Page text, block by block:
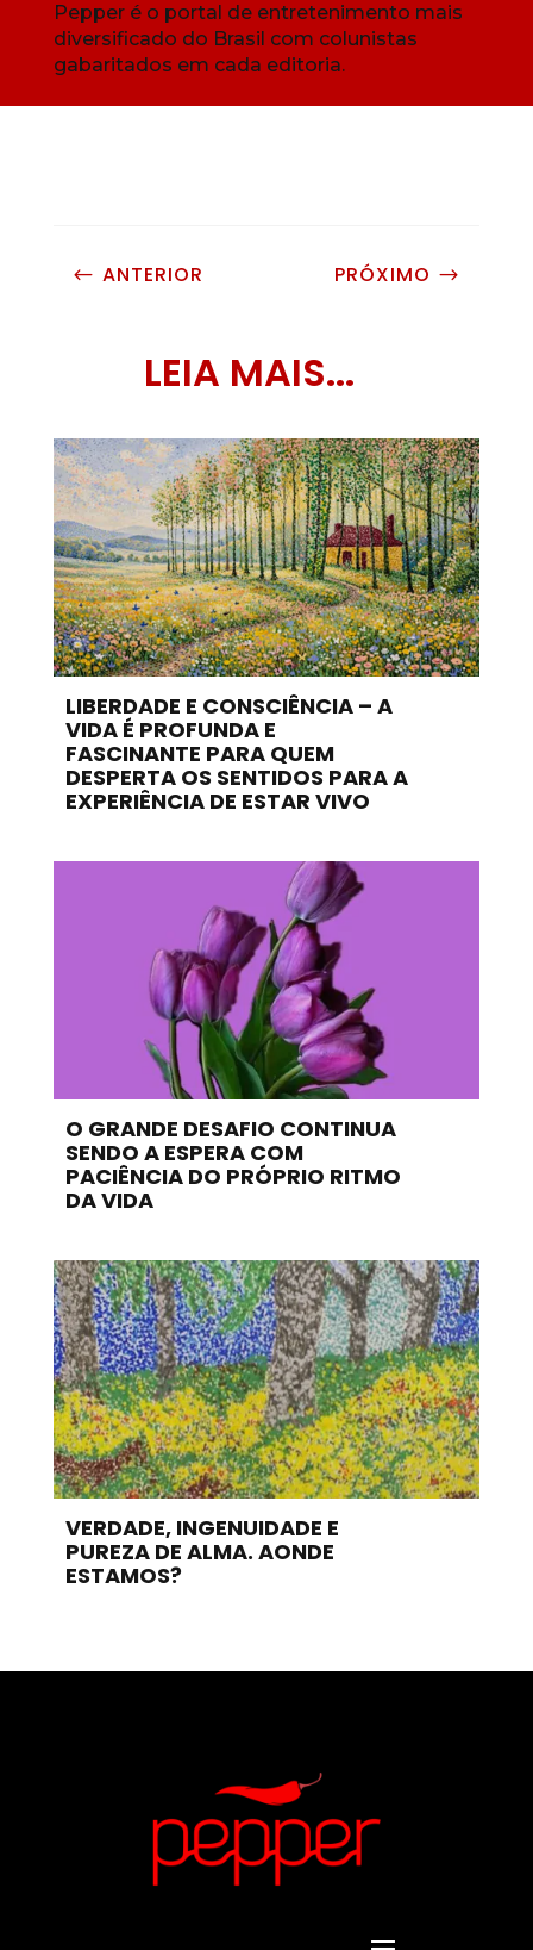
Pepper é o portal de entretenimento mais
diversificado do Brasil com colunistas
gabaritados em cada editoria.
# ANTERIOR PRÓXIMO $
LEIA MAIS...
LIBERDADE E CONSCIÊNCIA – A
VIDA É PROFUNDA E
FASCINANTE PARA QUEM
DESPERTA OS SENTIDOS PARA A
EXPERIÊNCIA DE ESTAR VIVO
O GRANDE DESAFIO CONTINUA
SENDO A ESPERA COM
PACIÊNCIA DO PRÓPRIO RITMO
DA VIDA
VERDADE, INGENUIDADE E
PUREZA DE ALMA. AONDE
ESTAMOS?